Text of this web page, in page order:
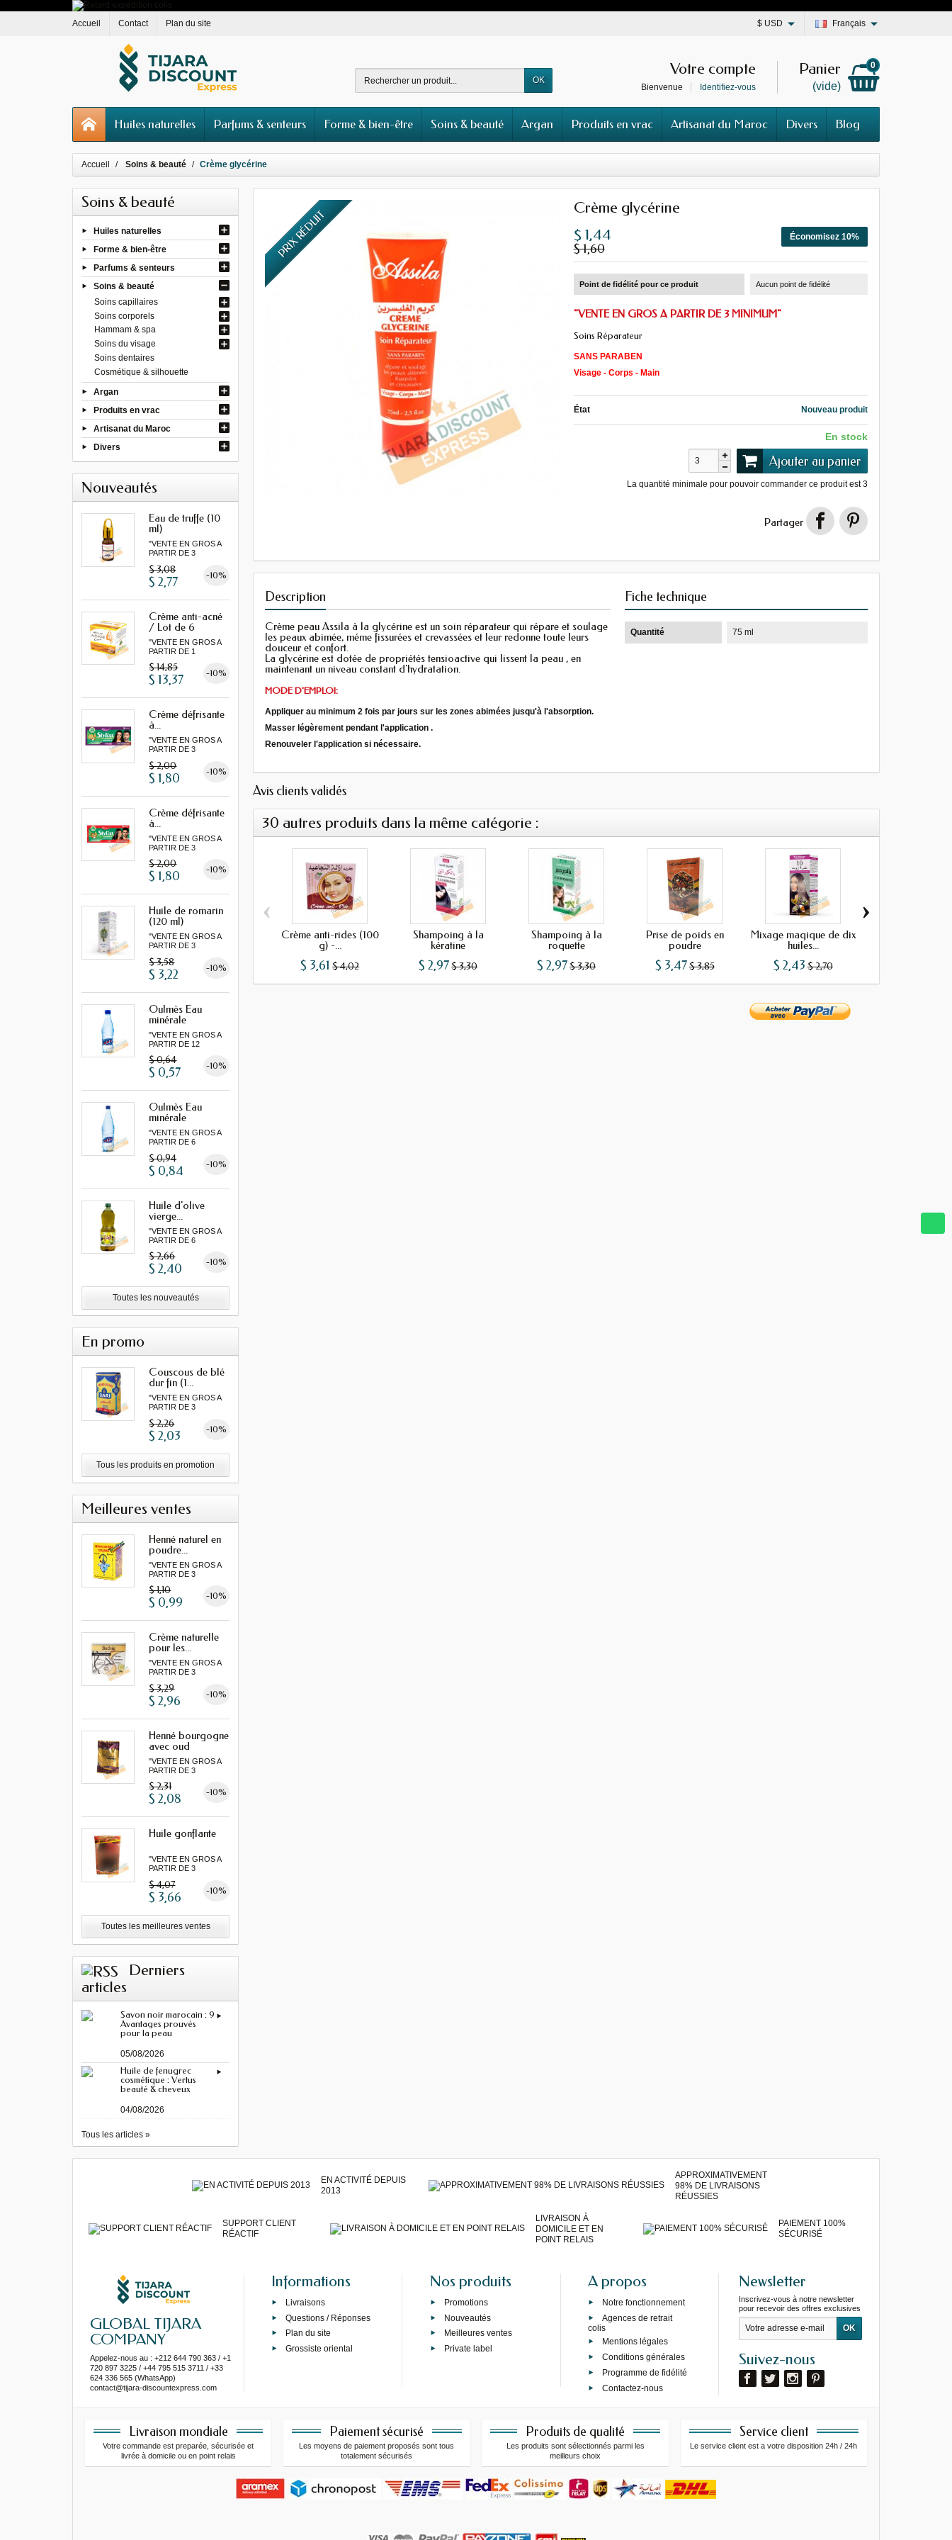
Accueil Contact Plan du site Français
$ USD
OK
Panier
(vide)
0
Votre compte
Bienvenue Identifiez-vous
Huiles naturelles Parfums & senteurs Forme & bien-être Soins & beauté Argan Produits en vrac Artisanat du Maroc Divers Blog
Accueil Soins & beauté Crème glycérine
Soins & beauté
Huiles naturelles
Forme & bien-être
Parfums & senteurs
Soins & beauté
Soins capillaires
Soins corporels
Hammam & spa
Soins du visage
Soins dentaires
Cosmétique & silhouette
Argan
Produits en vrac
Artisanat du Maroc
Divers
Nouveautés
Eau de truffe (10
ml)
"VENTE EN GROS A
PARTIR DE 3
$ 3,08 -10%
$ 2,77
Crème anti-acné
/ Lot de 6
"VENTE EN GROS A
PARTIR DE 1
$ 14,85 -10%
$ 13,37
Crème défrisante
à...
"VENTE EN GROS A
PARTIR DE 3
$ 2,00 -10%
$ 1,80
Crème défrisante
à...
"VENTE EN GROS A
PARTIR DE 3
$ 2,00 -10%
$ 1,80
Huile de romarin
(120 ml)
"VENTE EN GROS A
PARTIR DE 3
$ 3,58 -10%
$ 3,22
Oulmès Eau
minérale
gazeuse...
"VENTE EN GROS A
PARTIR DE 12
$ 0,64 -10%
$ 0,57
Oulmès Eau
minérale
gazeuse...
"VENTE EN GROS A
PARTIR DE 6
$ 0,94 -10%
$ 0,84
Huile d'olive
vierge...
"VENTE EN GROS A
PARTIR DE 6
$ 2,66 -10%
$ 2,40
Toutes les nouveautés
En promo
Couscous de blé
dur fin (1...
"VENTE EN GROS A
PARTIR DE 3
$ 2,26 -10%
$ 2,03
Tous les produits en promotion
Meilleures ventes
Henné naturel en
poudre...
"VENTE EN GROS A
PARTIR DE 3
$ 1,10 -10%
$ 0,99
Crème naturelle
pour les...
"VENTE EN GROS A
PARTIR DE 3
$ 3,29 -10%
$ 2,96
Henné bourgogne
avec oud
"VENTE EN GROS A
PARTIR DE 3
$ 2,31 -10%
$ 2,08
Huile gonflante
"VENTE EN GROS A
PARTIR DE 3
$ 4,07 -10%
$ 3,66
Toutes les meilleures ventes
Derniers
articles
Savon noir marocain : 9
Avantages prouvés
pour la peau
05/08/2026
Huile de fenugrec
cosmétique : Vertus
beauté & cheveux
04/08/2026
Tous les articles »
PRIX RÉDUIT
Crème glycérine
Économisez 10%
$ 1,44
$ 1,60
Point de fidélité pour ce produit Aucun point de fidélité
"VENTE EN GROS A PARTIR DE 3 MINIMUM"
Soins Réparateur
SANS PARABEN
Visage - Corps - Main
État Nouveau produit
En stock
Ajouter au panier
La quantité minimale pour pouvoir commander ce produit est3
Partager
Description
Crème peau Assila à la glycérine est un soin réparateur qui répare et soulage
les peaux abimée, méme fissurées et crevassées et leur redonne toute leurs
douceur et confort.
La glycérine est dotée de propriétés tensioactive qui lissent la peau , en
maintenant un niveau constant d'hydratation.
MODE D'EMPLOI:
Appliquer au minimum 2 fois par jours sur les zones abimées jusqu'à l'absorption.
Masser légèrement pendant l'application .
Renouveler l'application si nécessaire.
Fiche technique
Quantité 75 ml
Avis clients validés
30 autres produits dans la même catégorie :
Crème anti-rides (100
g) -...
$ 3,61 $ 4,02
Shampoing à la
kératine
$ 2,97$ 3,30
Shampoing à la
roquette
$ 2,97$ 3,30
Prise de poids en
poudre
$ 3,47$ 3,85
Mixage maqique de dix
huiles...
$ 2,43 $ 2,70
‹ ›
EN ACTIVITÉ DEPUIS
2013
APPROXIMATIVEMENT
98% DE LIVRAISONS
RÉUSSIES
SUPPORT CLIENT
RÉACTIF
LIVRAISON À
DOMICILE ET EN
POINT RELAIS
PAIEMENT 100%
SÉCURISÉ
GLOBAL TIJARA
COMPANY
Appelez-nous au : +212 644 790 363 / +1
720 897 3225 / +44 795 515 3711 / +33
624 336 565 (WhatsApp)
contact@tijara-discountexpress.com
Informations
Livraisons
Questions / Réponses
Plan du site
Grossiste oriental
Nos produits
Promotions
Nouveautés
Meilleures ventes
Private label
A propos
Notre fonctionnement
Agences de retrait
colis
Mentions légales
Conditions générales
Programme de fidélité
Contactez-nous
Newsletter
Inscrivez-vous à notre newsletter
pour recevoir des offres exclusives
Suivez-nous
Livraison mondiale
Votre commande est preparée, sécurisée et
livrée à domicile ou en point relais
Paiement sécurisé
Les moyens de paiement proposés sont tous
totalement sécurisés
Produits de qualité
Les produits sont sélectionnés parmi les
meilleurs choix
Service client
Le service client est a votre disposition 24h / 24h